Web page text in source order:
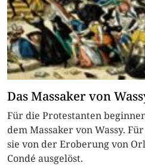
Das Massaker von
Für die Protestanten
dem Massaker von Wassy.
sie von der Eroberung von
Condé ausgelöst.